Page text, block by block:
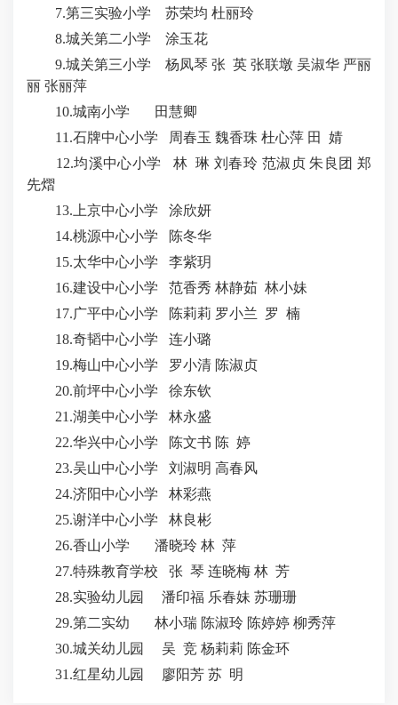
7.第三实验小学 苏荣均 杜丽玲
8.城关第二小学 涂玉花
9.城关第三小学 杨凤琴 张 英 张联墩 吴淑华 严丽
丽 张丽萍
10.城南小学 田慧卿
11.石牌中心小学 周春玉 魏香珠 杜心萍 田 婧
12.均溪中心小学 林 琳 刘春玲 范淑贞 朱良团 郑
先熠
13.上京中心小学 涂欣妍
14.桃源中心小学 陈冬华
15.太华中心小学 李紫玥
16.建设中心小学 范香秀 林静茹 林小妹
17.广平中心小学 陈莉莉 罗小兰 罗 楠
18.奇韬中心小学 连小璐
19.梅山中心小学 罗小清 陈淑贞
20.前坪中心小学 徐东钦
21.湖美中心小学 林永盛
22.华兴中心小学 陈文书 陈 婷
23.吴山中心小学 刘淑明 高春风
24.济阳中心小学 林彩燕
25.谢洋中心小学 林良彬
26.香山小学 潘晓玲 林 萍
27.特殊教育学校 张 琴 连晓梅 林 芳
28.实验幼儿园 潘印福 乐春妹 苏珊珊
29.第二实幼 林小瑞 陈淑玲 陈婷婷 柳秀萍
30.城关幼儿园 吴 竞 杨莉莉 陈金环
31.红星幼儿园 廖阳芳 苏 明